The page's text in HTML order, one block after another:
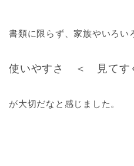
書類に限らず、家族やいろい
使いやすさ ＜ 見てす
が大切だなと感じました。